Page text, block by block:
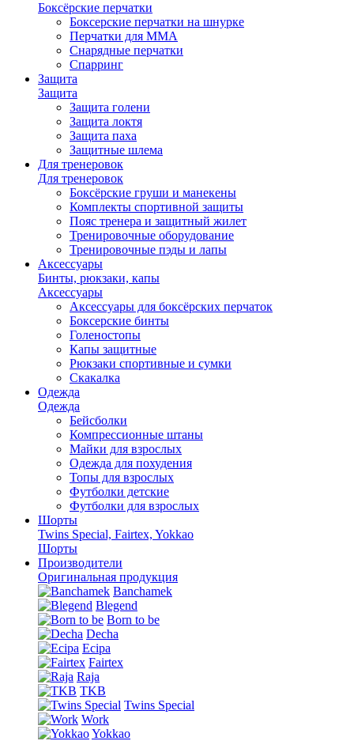
Боксёрские перчатки
Боксерские перчатки на шнурке
Перчатки для ММА
Снарядные перчатки
Спарринг
Защита
Защита
Защита голени
Защита локтя
Защита паха
Защитные шлема
Для тренеровок
Для тренеровок
Боксёрские груши и манекены
Комплекты спортивной защиты
Пояс тренера и защитный жилет
Тренировочные оборудование
Тренировочные пэды и лапы
Аксессуары
Бинты, рюкзаки, капы
Аксессуары
Аксессуары для боксёрских перчаток
Боксерские бинты
Голеностопы
Капы защитные
Рюкзаки спортивные и сумки
Скакалка
Одежда
Одежда
Бейсболки
Компрессионные штаны
Майки для взрослых
Одежда для похудения
Топы для взрослых
Футболки детские
Футболки для взрослых
Шорты
Twins Special, Fairtex, Yokkao
Шорты
Производители
Оригинальная продукция
Banchamek
Blegend
Born to be
Decha
Ecipa
Fairtex
Raja
TKB
Twins Special
Work
Yokkao